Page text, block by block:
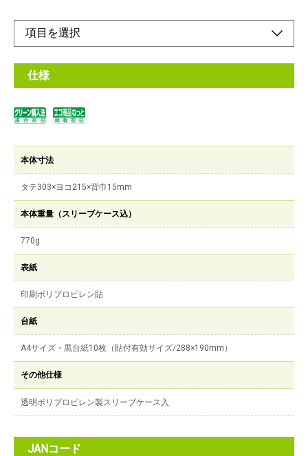
仕様
本体寸法
タテ303×ヨコ215×背巾15mm
本体重量（スリーブケース込）
770g
表紙
印刷ポリプロピレン貼
台紙
A4サイズ・黒台紙10枚（貼付有効サイズ/288×190mm）
その他仕様
透明ポリプロピレン製スリーブケース入
JANコード